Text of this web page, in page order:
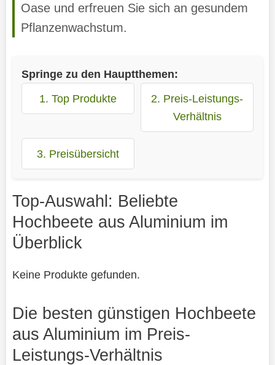
Oase und erfreuen Sie sich an gesundem
Pflanzenwachstum.
Springe zu den Hauptthemen:
1. Top Produkte
2. Preis-Leistungs-
Verhältnis
3. Preisübersicht
Top-Auswahl: Beliebte
Hochbeete aus Aluminium im
Überblick
Keine Produkte gefunden.
Die besten günstigen Hochbeete
aus Aluminium im Preis-
Leistungs-Verhältnis